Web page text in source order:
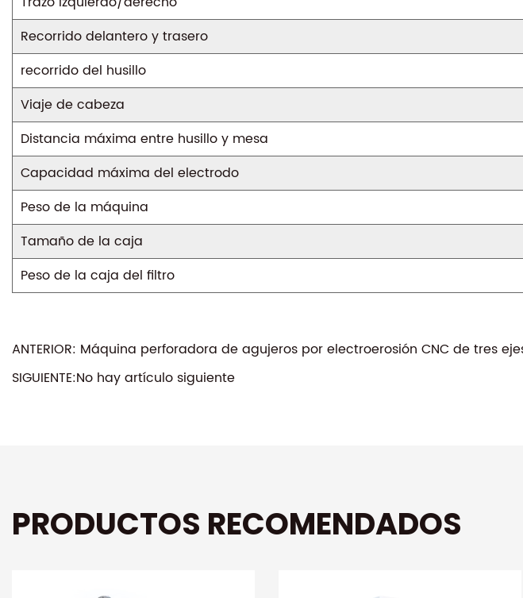
Recorrido delantero y trasero
recorrido del husillo
Viaje de cabeza
Distancia máxima entre husillo y mesa
Capacidad máxima del electrodo
Peso de la máquina
Tamaño de la caja
Peso de la caja del filtro
ANTERIOR: Máquina perforadora de agujeros por electroerosión CNC de tres
SIGUIENTE:No hay artículo siguiente
PRODUCTOS RECOMENDADOS